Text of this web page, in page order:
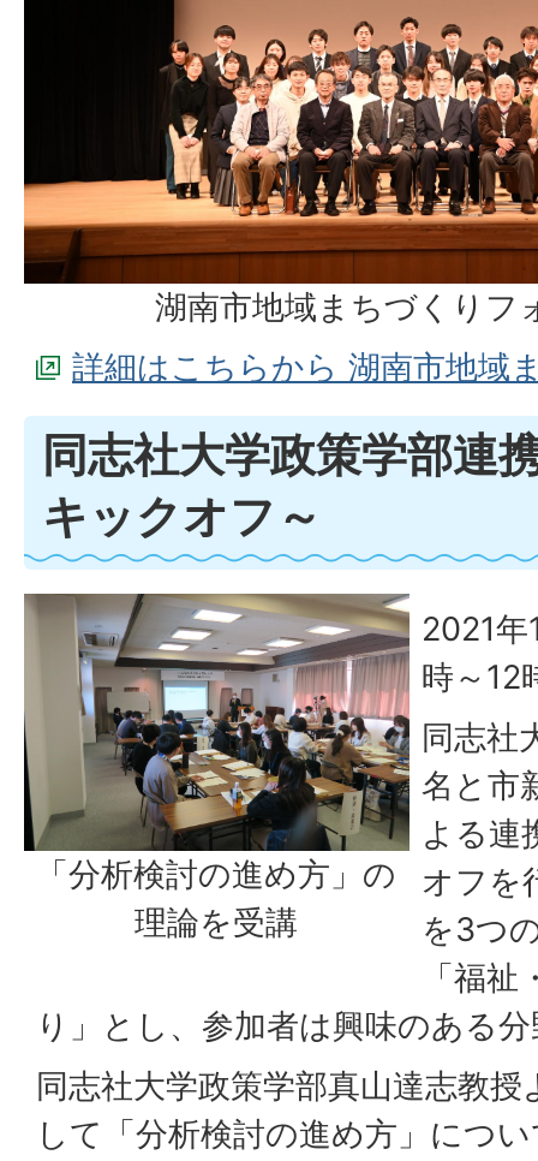
湖南市地域まちづくりフ
詳細はこちらから 湖南市地域
同志社大学政策学部連
キックオフ～
「分析検討の進め方」の
理論を受講
2021年
時～12
同志社
名と市
よる連
オフを
を3つ
「福
り」とし、参加者は興味のある
同志社大学政策学部真山達志教
して「分析検討の進め方」につ